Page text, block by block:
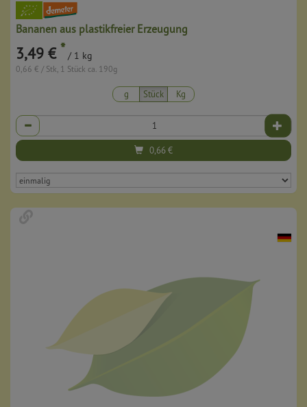
Bananen aus plastikfreier Erzeugung
3,49 € * / 1 kg
0,66 € / Stk, 1 Stück ca. 190g
g Stück Kg
Anzahl
0,66€